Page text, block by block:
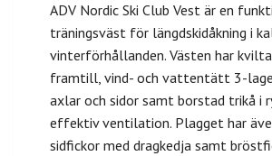
ADV Nordic Ski Club Vest är en
träningsväst för längdskidåkning i
vinterförhållanden. Västen har
framtill, vind- och vattentätt 3-
axlar och sidor samt borstad trikå i
effektiv ventilation. Plagget har
sidfickor med dragkedja samt